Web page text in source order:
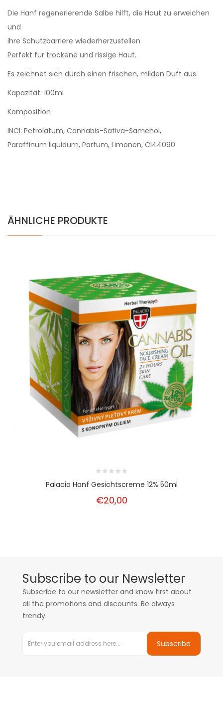
Die Hanf regenerierende Salbe hilft, die Haut zu erweichen
und
ihre Schutzbarriere wiederherzustellen.
Perfekt für trockene und rissige Haut.
Es zeichnet sich durch einen frischen, milden Duft aus.
Kapazität: 100ml
Komposition
INCI: Petrolatum, Cannabis-Sativa-Samenöl,
Paraffinum liquidum, Parfum, Limonen, CI44090
ÄHNLICHE PRODUKTE
Palacio Hanf Gesichtscreme 12% 50ml
€20,00
Subscribe to our Newsletter
Subscribe to our newsletter and know first about
all the promotions and discounts. Be always
trendy.
Subscribe